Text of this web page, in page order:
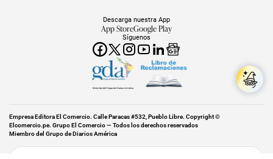
Síguenos
Descarga nuestra App
App StoreGoogle Play
Miembro del Grupo de Diarios América
Empresa Editora El Comercio. Calle Paracas #532, Pueblo Libre. Copyright ©
Elcomercio.pe. Grupo El Comercio — Todos los derechos reservados
Miembro del Grupo de Diarios América